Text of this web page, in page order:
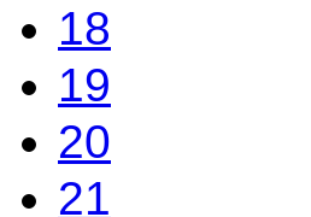
18
19
20
21